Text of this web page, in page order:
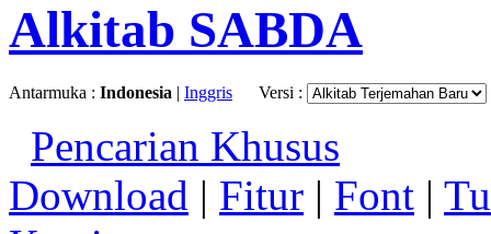
Alkitab SABDA
Antarmuka : Indonesia | Inggris Versi :
Pencarian Khusus
Download | Fitur | Font |